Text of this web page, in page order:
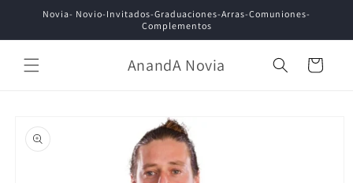
directamente
Novia- Novio-Invitados-Graduaciones-Arras-Comuniones-
Complementos
AnandA Novia Carrito
a la
información